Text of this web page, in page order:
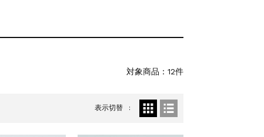
対象商品：12件
表示切替